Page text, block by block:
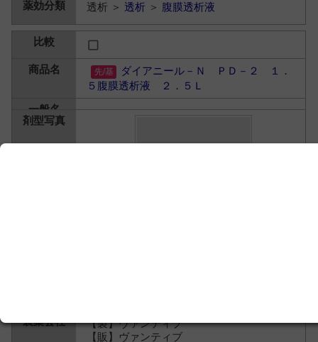
透析 ＞透析 ＞ 腹膜透析液
ダイアニール－Ｎ ＰＤ－２ １．
５腹膜透析液 ２．５Ｌ
【製】ヴァンティブ
【販】ヴァンティブ